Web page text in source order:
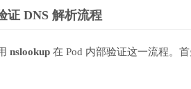
证 DNS 解析流程
nslookup 在 Pod 内部验证这一流程。